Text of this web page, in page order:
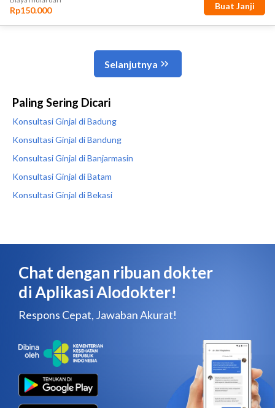
Paling Sering Dicari
Konsultasi Ginjal di Badung
Konsultasi Ginjal di Bandung
Konsultasi Ginjal di Banjarmasin
Konsultasi Ginjal di Batam
Konsultasi Ginjal di Bekasi